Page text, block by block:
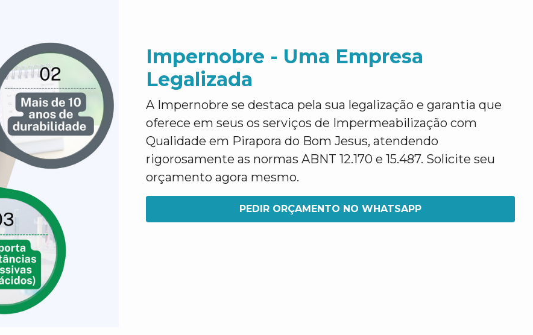
Impernobre - Uma Empresa
Legalizada
A Impernobre se destaca pela sua legalização e garantia que
oferece em seus os serviços de Impermeabilização com
Qualidade em Pirapora do Bom Jesus, atendendo
rigorosamente as normas ABNT 12.170 e 15.487. Solicite seu
orçamento agora mesmo.
PEDIR ORÇAMENTO NO WHATSAPP